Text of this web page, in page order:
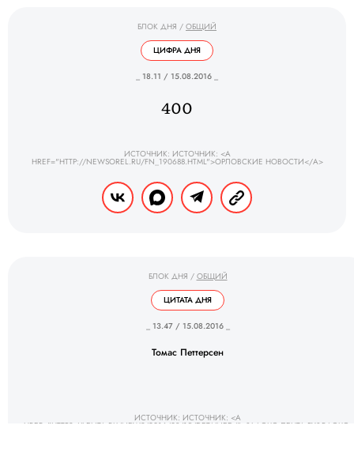
БЛОК ДНЯ / ОБЩИЙ
ЦИФРА ДНЯ
_ 18.11 / 15.08.2016 _
400
ИСТОЧНИК: ИСТОЧНИК: <A
HREF="HTTP://NEWSOREL.RU/FN_190688.HTML">ОРЛОВСКИЕ НОВОСТИ</A>
БЛОК ДНЯ / ОБЩИЙ
ЦИТАТА ДНЯ
_ 13.47 / 15.08.2016 _
Томас Петтерсен
ИСТОЧНИК: ИСТОЧНИК: <A
HREF="HTTPS://LENTA.RU/NEWS/2016/08/15/DETAINED/">&LAQUO;ЛЕНТА.РУ&RAQUO;